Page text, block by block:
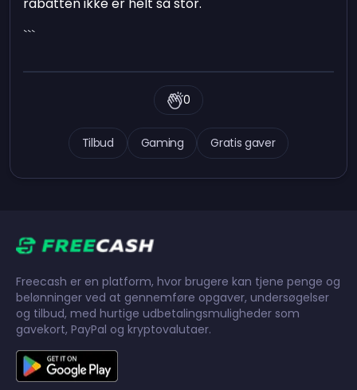
```
Tilbud Gaming Gratis gaver
0
Freecash er en platform, hvor brugere kan tjene penge og
belønninger ved at gennemføre opgaver, undersøgelser
og tilbud, med hurtige udbetalingsmuligheder som
gavekort, PayPal og kryptovalutaer.